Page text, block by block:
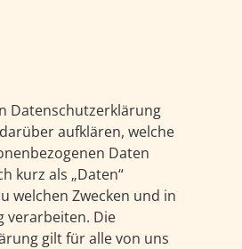
Datenschutzerklärung
aufklären, welche
Daten
kurz als „Daten“
welchen Zwecken und in
verarbeiten. Die
gilt für alle von uns